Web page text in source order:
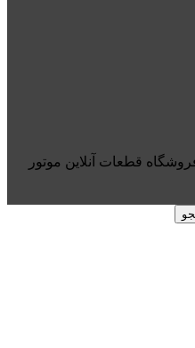
قطعات آنلاین موتور